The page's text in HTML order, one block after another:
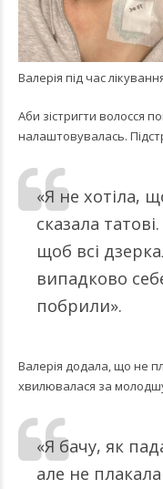
Валерія під час
Аби зістригти волосся
налаштовувалась.
«Я не хотіла,
сказала
щоб всі
випадково
побрили».
Валерія додала, що не
хвилювалася за
«Я бачу, як
але не